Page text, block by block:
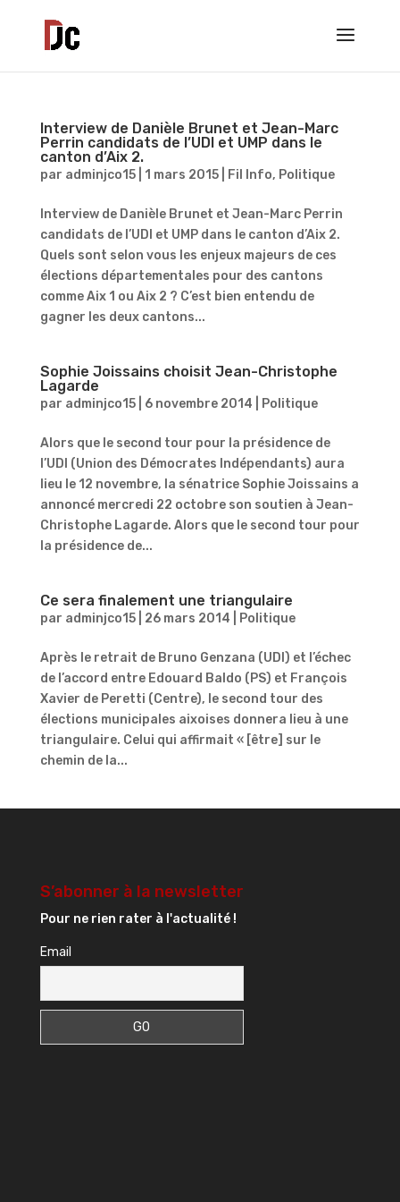
Interview de Danièle Brunet et Jean-Marc
Perrin candidats de l’UDI et UMP dans le
canton d’Aix 2.
par adminjco15| 1 mars 2015| Fil Info, Politique
Interview de Danièle Brunet et Jean-Marc Perrin
candidats de l’UDI et UMP dans le canton d’Aix 2.
Quels sont selon vous les enjeux majeurs de ces
élections départementales pour des cantons
comme Aix 1 ou Aix 2 ? C’est bien entendu de
gagner les deux cantons...
Sophie Joissains choisit Jean-Christophe
Lagarde
par adminjco15| 6 novembre 2014 Politique
Alors que le second tour pour la présidence de
l’UDI (Union des Démocrates Indépendants) aura
lieu le 12 novembre, la sénatrice Sophie Joissains a
annoncé mercredi 22 octobre son soutien à Jean-
Christophe Lagarde. Alors que le second tour pour
la présidence de...
Ce sera finalement une triangulaire
par adminjco15| 26 mars 2014 Politique
Après le retrait de Bruno Genzana (UDI) et l’échec
de l’accord entre Edouard Baldo (PS) et François
Xavier de Peretti (Centre), le second tour des
élections municipales aixoises donnera lieu à une
triangulaire. Celui qui affirmait « [être] sur le
chemin de la...
S’abonner à la newsletter
Pour ne rien rater à l'actualité !
Email